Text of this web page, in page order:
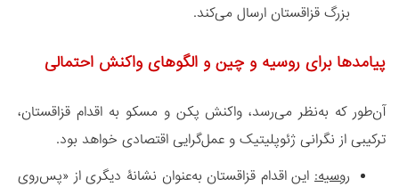
بزرگ قزاقستان ارسال می‌کند.
پیامدها برای روسیه و چین و الگوهای واکنش احتمالی
آن‌طور که به‌نظر می‌رسد، واکنش پکن و مسکو به اقدام قزاقستان،
ترکیبی از نگرانی ژئوپلیتیک و عمل‌گرایی اقتصادی خواهد بود.
روسیه: این اقدام قزاقستان به‌عنوان نشانۀ دیگری از «پس‌روی